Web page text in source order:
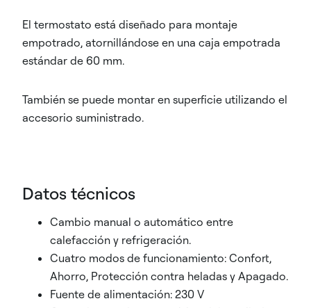
El termostato está diseñado para montaje
empotrado, atornillándose en una caja empotrada
estándar de 60 mm.
También se puede montar en superficie utilizando el
accesorio suministrado.
Datos técnicos
Cambio manual o automático entre
calefacción y refrigeración.
Cuatro modos de funcionamiento: Confort,
Ahorro, Protección contra heladas y Apagado.
Fuente de alimentación: 230 V